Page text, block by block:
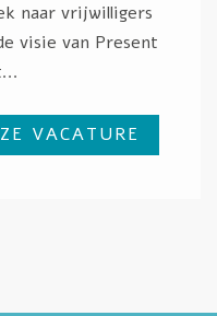
naar vrijwilligers
visie van Present
VACATURE